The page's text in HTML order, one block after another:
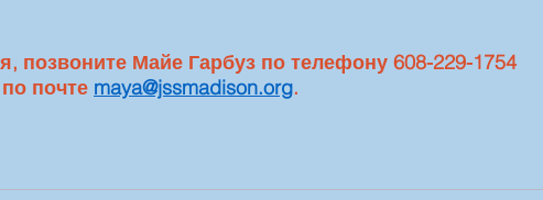
позвоните Майе Гарбуз по телефону 608-229-1754
почте maya@jssmadison.org.